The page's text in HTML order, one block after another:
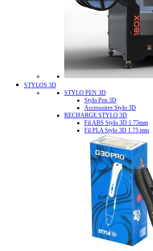
STYLOS 3D
STYLO PEN 3D
Stylo Pen 3D
Accessoires Stylo 3D
RECHARGE STYLO 3D
Fil ABS Stylo 3D 1.75mm
Fil PLA Stylo 3D 1.75 mm